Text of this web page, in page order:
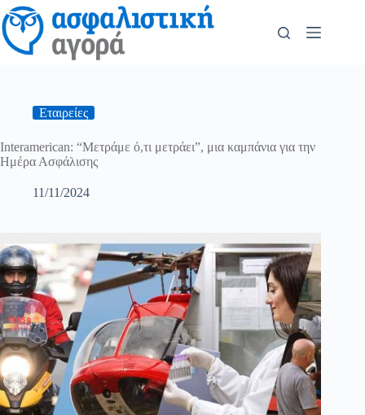
Εταιρείες
Interamerican: “Μετράμε ό,τι μετράει”, μια καμπάνια για την
Ημέρα Ασφάλισης
11/11/2024